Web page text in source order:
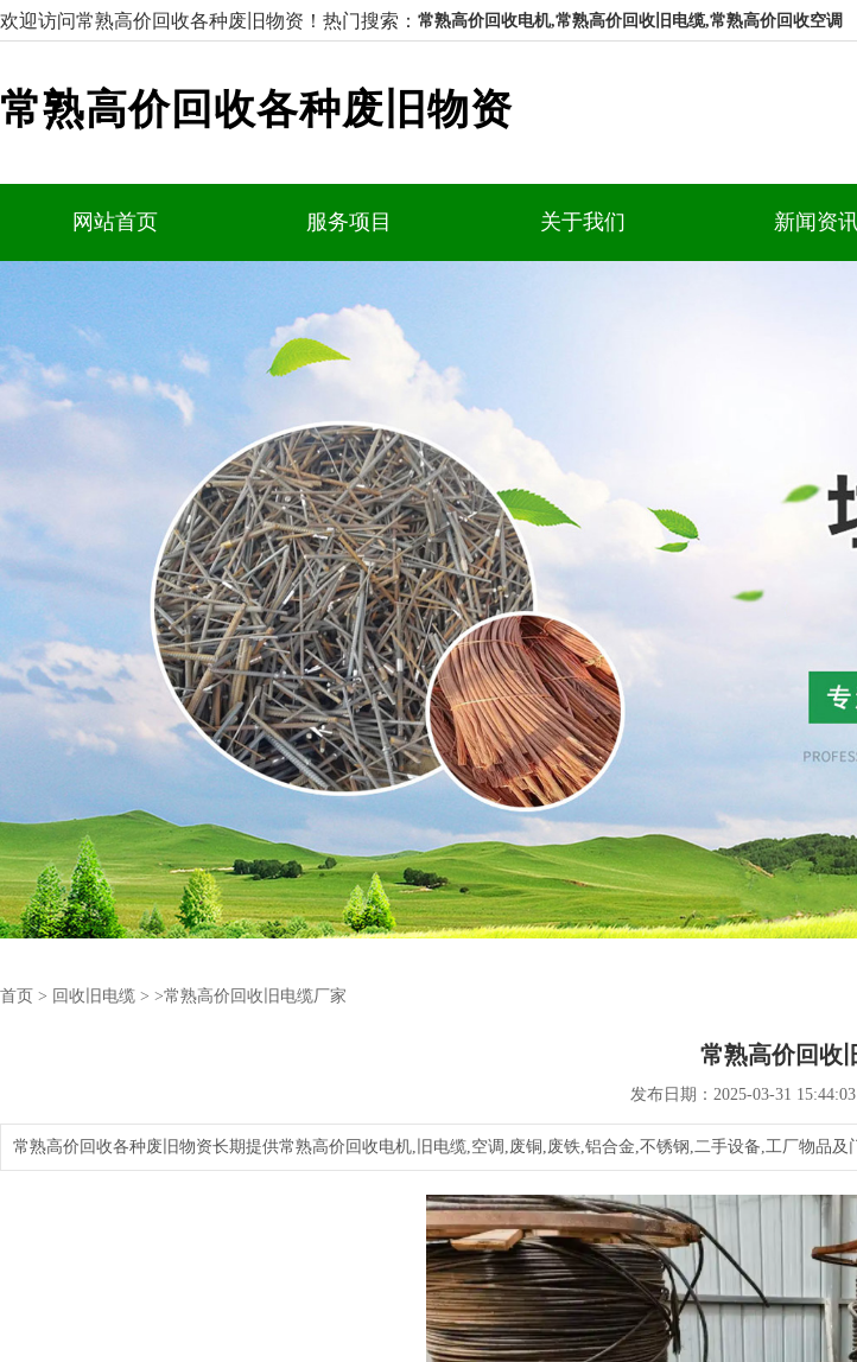
欢迎访问常熟高价回收各种废旧物资！ 热门搜索： 常熟高价回收电机,常熟高价回收旧电缆,常熟高价回收空调
常熟高价回收各种废旧物资
网站首页 服务项目 关于我们 新闻资
首页 > 回收旧电缆 > >常熟高价回收旧电缆厂家
常熟高价回收
发布日期：2025-03-31
常熟高价回收各种废旧物资长期提供常熟高价回收电机,旧电缆,空调,废铜,废铁,铝合金,不锈钢,二手设备,工厂物品